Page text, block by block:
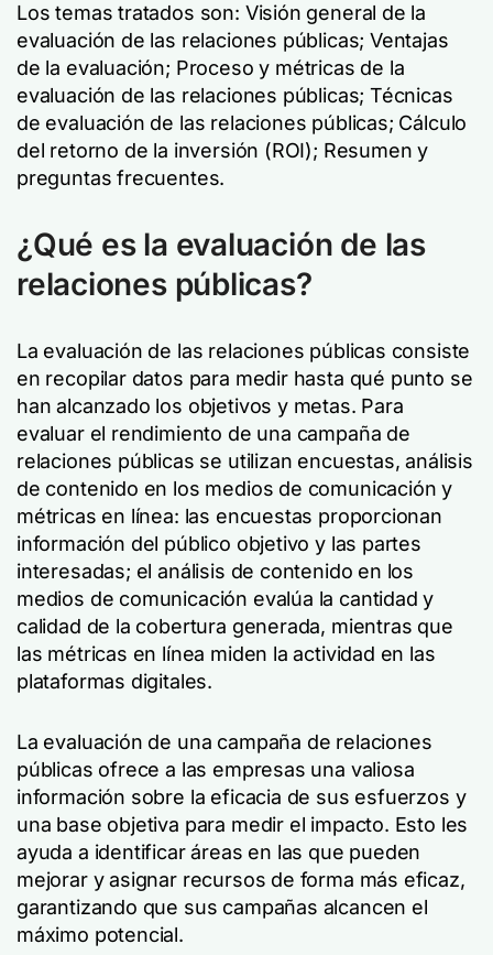
Los temas tratados son: Visión general de la
evaluación de las relaciones públicas; Ventajas
de la evaluación; Proceso y métricas de la
evaluación de las relaciones públicas; Técnicas
de evaluación de las relaciones públicas; Cálculo
del retorno de la inversión (ROI); Resumen y
preguntas frecuentes.
¿Qué es la evaluación de las
relaciones públicas?
La evaluación de las relaciones públicas consiste
en recopilar datos para medir hasta qué punto se
han alcanzado los objetivos y metas. Para
evaluar el rendimiento de una campaña de
relaciones públicas se utilizan encuestas, análisis
de contenido en los medios de comunicación y
métricas en línea: las encuestas proporcionan
información del público objetivo y las partes
interesadas; el análisis de contenido en los
medios de comunicación evalúa la cantidad y
calidad de la cobertura generada, mientras que
las métricas en línea miden la actividad en las
plataformas digitales.
La evaluación de una campaña de relaciones
públicas ofrece a las empresas una valiosa
información sobre la eficacia de sus esfuerzos y
una base objetiva para medir el impacto. Esto les
ayuda a identificar áreas en las que pueden
mejorar y asignar recursos de forma más eficaz,
garantizando que sus campañas alcancen el
máximo potencial.